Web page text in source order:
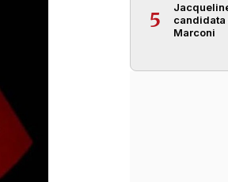
5
Marconi